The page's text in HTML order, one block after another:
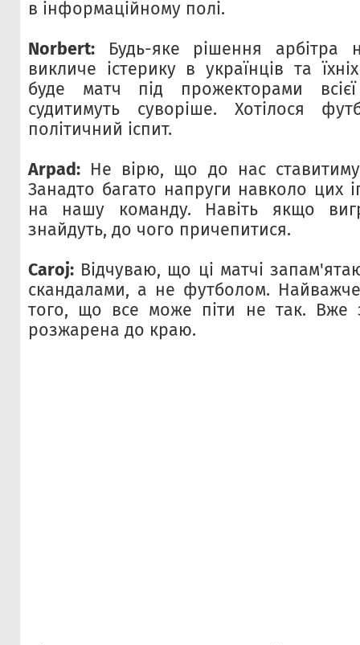
в інформаційному полі.
Norbert: Будь-яке рішення арбітра
викличе істерику в українців та
буде матч під прожекторами
судитимуть суворіше. Хотілося
політичний іспит.
Arpad: Не вірю, що до нас
Занадто багато напруги навколо цих
на нашу команду. Навіть якщо
знайдуть, до чого причепитися.
Caroj: Відчуваю, що ці матчі
скандалами, а не футболом.
того, що все може піти не так. Вже
розжарена до краю.